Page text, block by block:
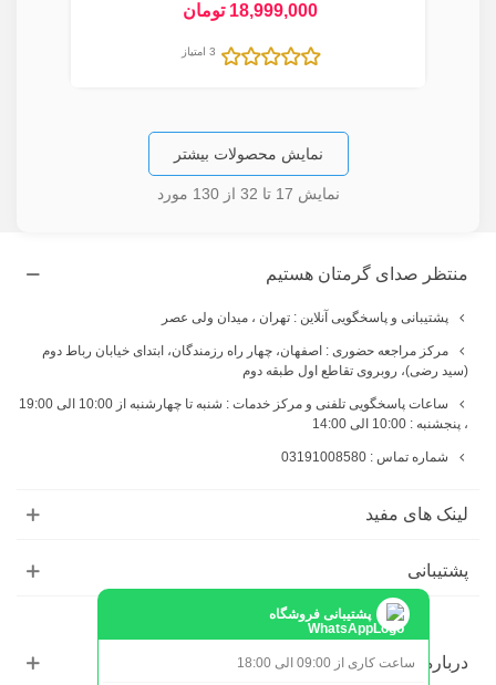
18,999,000 تومان
3 امتیاز
نمایش محصولات بیشتر
نمایش 17 تا 32 از 130 مورد
منتظر صدای گرمتان هستیم
پشتیبانی و پاسخگویی آنلاین : تهران ، میدان ولی عصر
مرکز مراجعه حضوری : اصفهان، چهار راه رزمندگان، ابتدای خیابان رباط دوم
(سید رضی)، روبروی تقاطع اول طبقه دوم
ساعات پاسخگویی تلفنی و مرکز خدمات : شنبه تا چهارشنبه از 10:00 الی 19:00
، پنجشنبه : 10:00 الی 14:00
شماره تماس : 03191008580
لینک های مفید
پشتیبانی
درباره ما
پشتیبانی فروشگاه
ساعت کاری از 09:00 الی 18:00